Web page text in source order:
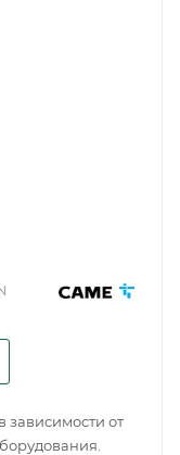
зависимости от